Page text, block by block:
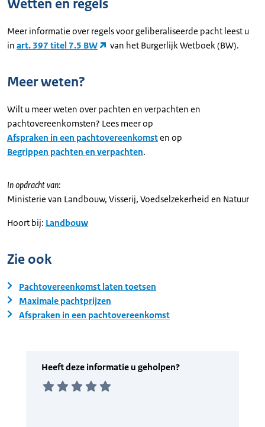
Wetten en regels
Meer informatie over regels voor geliberaliseerde pacht leest u
in art. 397 titel 7.5 BW van het Burgerlijk Wetboek (BW).
Meer weten?
Wilt u meer weten over pachten en verpachten en
pachtovereenkomsten? Lees meer op
Afspraken in een pachtovereenkomsten op
Begrippen pachten en verpachten.
In opdracht van:
Ministerie van Landbouw, Visserij, Voedselzekerheid en Natuur
Hoort bij: Landbouw
Zie ook
Pachtovereenkomst laten toetsen
Maximale pachtprijzen
Afspraken in een pachtovereenkomst